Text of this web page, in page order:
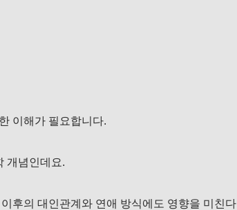
이해가 필요합니다.
개념인데요.
후의 대인관계와 연애 방식에도 영향을 미친다